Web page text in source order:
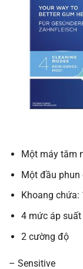
Một máy tăm
Một đầu phun
Khoang chứa:
4 mức áp
2 cường độ
– Sensitive